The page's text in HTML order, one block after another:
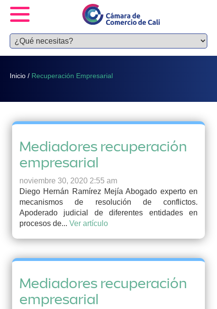
Inicio / Recuperación Empresarial
Mediadores recuperación
empresarial
noviembre 30, 2020 2:55 am
Diego Hernán Ramírez Mejía Abogado experto en
mecanismos de resolución de conflictos.
Apoderado judicial de diferentes entidades en
procesos de... Ver artículo
Mediadores recuperación
empresarial